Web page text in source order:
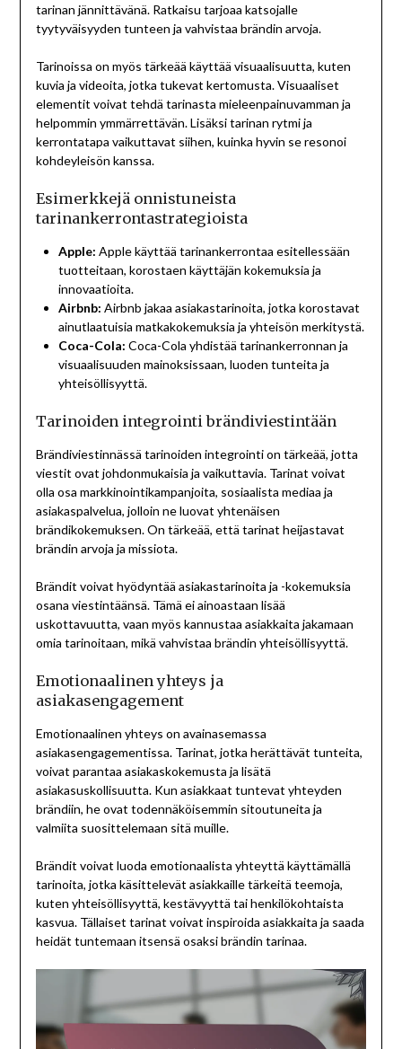
tarinan jännittävänä. Ratkaisu tarjoaa katsojalle
tyytyväisyyden tunteen ja vahvistaa brändin arvoja.
Tarinoissa on myös tärkeää käyttää visuaalisuutta, kuten
kuvia ja videoita, jotka tukevat kertomusta. Visuaaliset
elementit voivat tehdä tarinasta mieleenpainuvamman ja
helpommin ymmärrettävän. Lisäksi tarinan rytmi ja
kerrontatapa vaikuttavat siihen, kuinka hyvin se resonoi
kohdeyleisön kanssa.
Esimerkkejä onnistuneista
tarinankerrontastrategioista
Apple: Apple käyttää tarinankerrontaa esitellessään
tuotteitaan, korostaen käyttäjän kokemuksia ja
innovaatioita.
Airbnb: Airbnb jakaa asiakastarinoita, jotka korostavat
ainutlaatuisia matkakokemuksia ja yhteisön merkitystä.
Coca-Cola: Coca-Cola yhdistää tarinankerronnan ja
visuaalisuuden mainoksissaan, luoden tunteita ja
yhteisöllisyyttä.
Tarinoiden integrointi brändiviestintään
Brändiviestinnässä tarinoiden integrointi on tärkeää, jotta
viestit ovat johdonmukaisia ja vaikuttavia. Tarinat voivat
olla osa markkinointikampanjoita, sosiaalista mediaa ja
asiakaspalvelua, jolloin ne luovat yhtenäisen
brändikokemuksen. On tärkeää, että tarinat heijastavat
brändin arvoja ja missiota.
Brändit voivat hyödyntää asiakastarinoita ja -kokemuksia
osana viestintäänsä. Tämä ei ainoastaan lisää
uskottavuutta, vaan myös kannustaa asiakkaita jakamaan
omia tarinoitaan, mikä vahvistaa brändin yhteisöllisyyttä.
Emotionaalinen yhteys ja
asiakasengagement
Emotionaalinen yhteys on avainasemassa
asiakasengagementissa. Tarinat, jotka herättävät tunteita,
voivat parantaa asiakaskokemusta ja lisätä
asiakasuskollisuutta. Kun asiakkaat tuntevat yhteyden
brändiin, he ovat todennäköisemmin sitoutuneita ja
valmiita suosittelemaan sitä muille.
Brändit voivat luoda emotionaalista yhteyttä käyttämällä
tarinoita, jotka käsittelevät asiakkaille tärkeitä teemoja,
kuten yhteisöllisyyttä, kestävyyttä tai henkilökohtaista
kasvua. Tällaiset tarinat voivat inspiroida asiakkaita ja saada
heidät tuntemaan itsensä osaksi brändin tarinaa.